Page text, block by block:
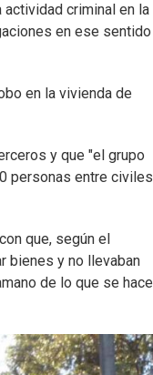
criminal en la
en ese sentido
en la vivienda de
y que "el grupo
personas entre civiles
que, según el
bienes y no llevaban
de lo que se hace